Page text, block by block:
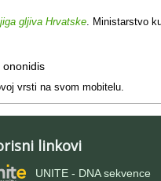
gljiva Hrvatske . Ministarstvo
vrsti na svom mobitelu.
linkovi
UNITE - DNA sekvence